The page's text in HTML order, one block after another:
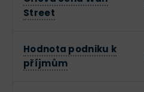
Street
Hodnota podniku k
příjmům